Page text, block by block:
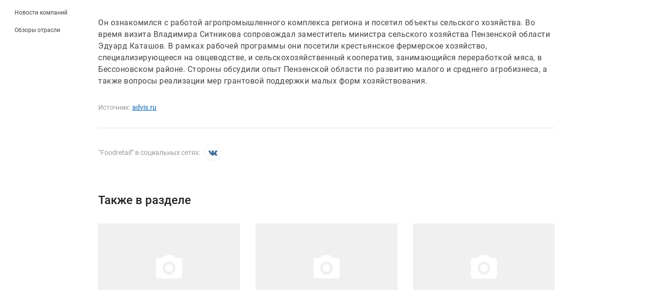
Новости компаний
Обзоры отрасли
Он ознакомился с работой агропромышленного комплекса региона и посетил объекты сельского хозяйства. Во
время визита Владимира Ситникова сопровождал заместитель министра сельского хозяйства Пензенской области
Эдуард Каташов. В рамках рабочей программы они посетили крестьянское фермерское хозяйство,
специализирующееся на овцеводстве, и сельскохозяйственный кооператив, занимающийся переработкой мяса, в
Бессоновском районе. Стороны обсудили опыт Пензенской области по развитию малого и среднего агробизнеса, а
также вопросы реализации мер грантовой поддержки малых форм хозяйствования.
Источник:advis.ru
“Foodretail” в социальных сетях:
Также в разделе